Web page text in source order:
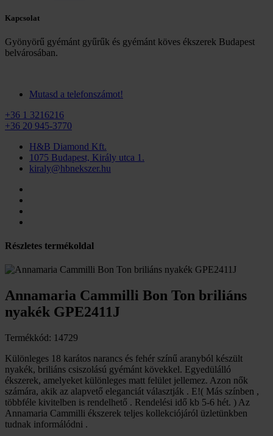
Kapcsolat
Gyönyörű gyémánt gyűrűk és gyémánt köves ékszerek Budapest
belvárosában.
Mutasd a telefonszámot!
+36 1 3216216
+36 20 945-3770
H&B Diamond Kft.
1075 Budapest, Király utca 1.
kiraly@hbnekszer.hu
Részletes termékoldal
Annamaria Cammilli Bon Ton briliáns
nyakék GPE2411J
Termékkód: 14729
Különleges 18 karátos narancs és fehér színű aranyból készült
nyakék, briliáns csiszolású gyémánt kövekkel. Egyedülálló
ékszerek, amelyeket különleges matt felület jellemez. Azon nők
számára, akik az alapvető eleganciát választják . E!( Más színben ,
többféle kivitelben is rendelhető . Rendelési idő kb 5-6 hét. ) Az
Annamaria Cammilli ékszerek teljes kollekciójáról üzletünkben
tudnak informálódni .